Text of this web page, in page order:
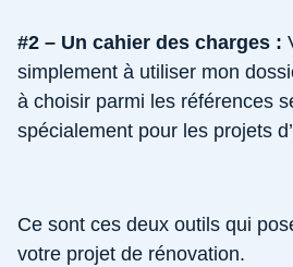
#2 – Un cahier des charges :
simplement à utiliser mon
à choisir parmi les références
spécialement pour les projets
Ce sont ces deux outils qui
votre projet de rénovation.